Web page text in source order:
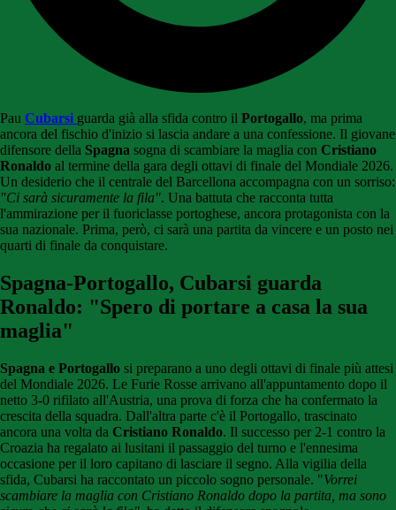
Pau Cubarsi guarda già alla sfida contro il Portogallo, ma prima
ancora del fischio d'inizio si lascia andare a una confessione. Il giovane
difensore della Spagna sogna di scambiare la maglia con Cristiano
Ronaldo al termine della gara degli ottavi di finale del Mondiale 2026.
Un desiderio che il centrale del Barcellona accompagna con un sorriso:
"Ci sarà sicuramente la fila". Una battuta che racconta tutta
l'ammirazione per il fuoriclasse portoghese, ancora protagonista con la
sua nazionale. Prima, però, ci sarà una partita da vincere e un posto nei
quarti di finale da conquistare.
Spagna-Portogallo, Cubarsi guarda
Ronaldo: "Spero di portare a casa la sua
maglia"
Spagna e Portogallo si preparano a uno degli ottavi di finale più attesi
del Mondiale 2026. Le Furie Rosse arrivano all'appuntamento dopo il
netto 3-0 rifilato all'Austria, una prova di forza che ha confermato la
crescita della squadra. Dall'altra parte c'è il Portogallo, trascinato
ancora una volta da Cristiano Ronaldo. Il successo per 2-1 contro la
Croazia ha regalato ai lusitani il passaggio del turno e l'ennesima
occasione per il loro capitano di lasciare il segno. Alla vigilia della
sfida, Cubarsi ha raccontato un piccolo sogno personale. "Vorrei
scambiare la maglia con Cristiano Ronaldo dopo la partita, ma sono